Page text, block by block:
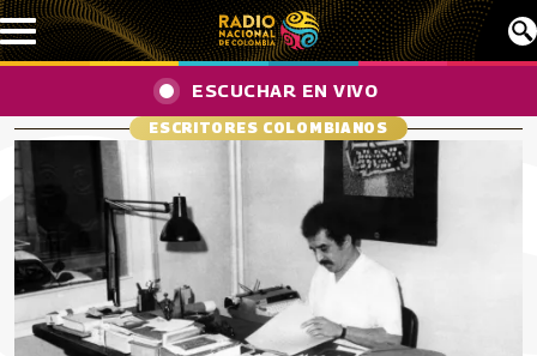
Pasar al contenido principal
ESCUCHAR EN VIVO
ESCRITORES COLOMBIANOS